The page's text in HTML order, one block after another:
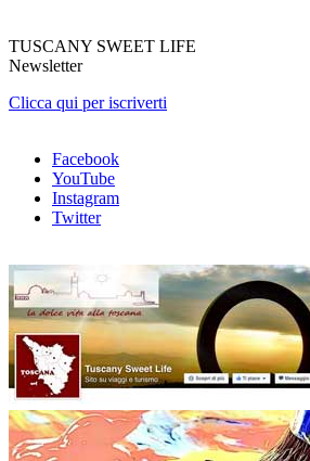
TUSCANY SWEET LIFE
Newsletter
Clicca qui per iscriverti
Facebook
YouTube
Instagram
Twitter